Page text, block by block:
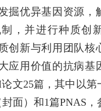
掘优异基因资源，
，并进行种质创
创新与利用团队核
应用价值的抗病基
文25篇，其中以第
封面）和1篇PNAS